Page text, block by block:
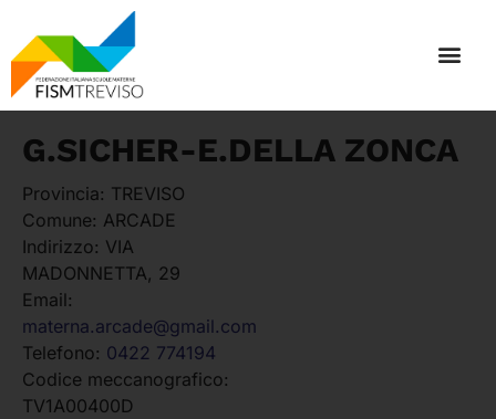
G.SICHER-E.DELLA ZONCA
Provincia: TREVISO
Comune: ARCADE
Indirizzo: VIA
MADONNETTA, 29
Email:
materna.arcade@gmail.com
Telefono: 0422 774194
Codice meccanografico:
TV1A00400D